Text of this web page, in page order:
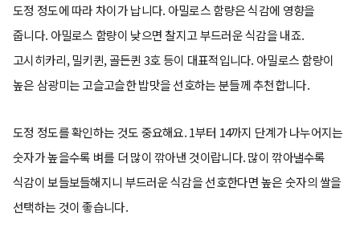
도정 정도에 따라 차이가 납니다. 아밀로스 함량은 식감에 영향을
줍니다. 아밀로스 함량이 낮으면 찰지고 부드러운 식감을 내죠.
고시히카리, 밀키퀸, 골든퀸 3호 등이 대표적입니다. 아밀로스 함량이
높은 삼광미는 고슬고슬한 밥맛을 선호하는 분들께 추천합니다.
도정 정도를 확인하는 것도 중요해요. 1부터 14까지 단계가 나누어지는
숫자가 높을수록 벼를 더 많이 깎아낸 것이랍니다. 많이 깎아낼수록
식감이 보들보들해지니 부드러운 식감을 선호한다면 높은 숫자의 쌀을
선택하는 것이 좋습니다.